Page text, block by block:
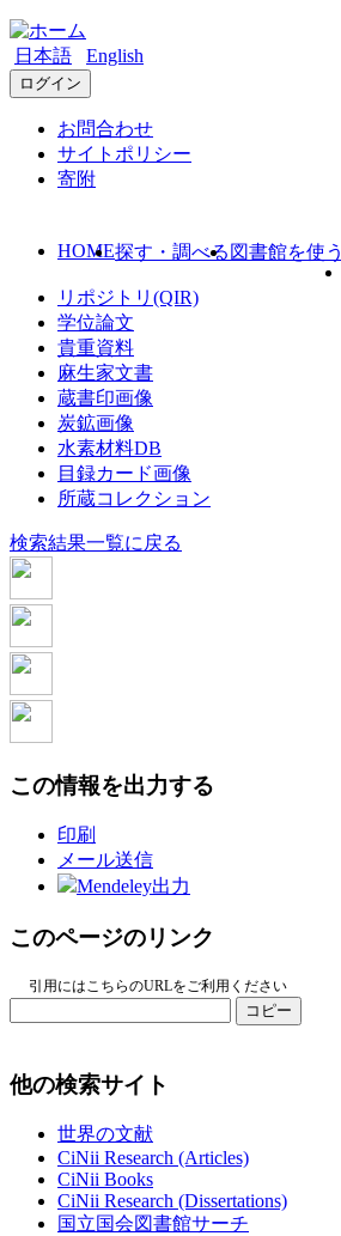
日本語 English
ログイン
お問合わせ
サイトポリシー
寄附
HOME探す・調べる 図書館を使う
リポジトリ(QIR)
学位論文
貴重資料
麻生家文書
蔵書印画像
炭鉱画像
水素材料DB
目録カード画像
所蔵コレクション
検索結果一覧に戻る
この情報を出力する
印刷
メール送信
Mendeley出力
このページのリンク
引用にはこちらのURLをご利用ください
コピー
他の検索サイト
世界の文献
CiNii Research (Articles)
CiNii Books
CiNii Research (Dissertations)
国立国会図書館サーチ